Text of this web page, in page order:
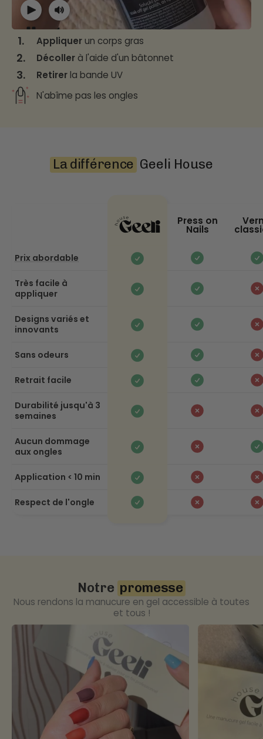
1. Appliquerun corps gras
2. Décoller à l'aide d'un bâtonnet
3. Retirerla bande UV
N'abîme pas les ongles
La différence Geeli House
Prix abordable
Très facile à
appliquer
Designs variés et
innovants
Sans odeurs
Retrait facile
Durabilité jusqu'à 3
semaines
Aucun dommage
aux ongles
Application < 10 min
Respect de l'ongle
Press on
Nails
Notre promesse
Nous rendons la manucure en gel accessible à toutes
et tous !